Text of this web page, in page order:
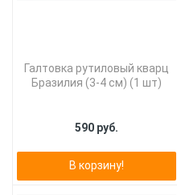
Галтовка рутиловый кварц
Бразилия (3-4 см) (1 шт)
590 руб.
В корзину!